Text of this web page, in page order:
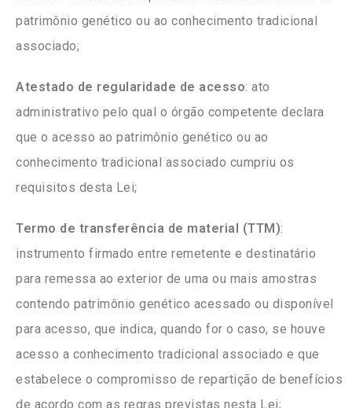
patrimônio genético ou ao conhecimento tradicional
associado;
Atestado de regularidade de acesso: ato
administrativo pelo qual o órgão competente declara
que o acesso ao patrimônio genético ou ao
conhecimento tradicional associado cumpriu os
requisitos desta Lei;
Termo de transferência de material (TTM):
instrumento firmado entre remetente e destinatário
para remessa ao exterior de uma ou mais amostras
contendo patrimônio genético acessado ou disponível
para acesso, que indica, quando for o caso, se houve
acesso a conhecimento tradicional associado e que
estabelece o compromisso de repartição de benefícios
de acordo com as regras previstas nesta Lei;